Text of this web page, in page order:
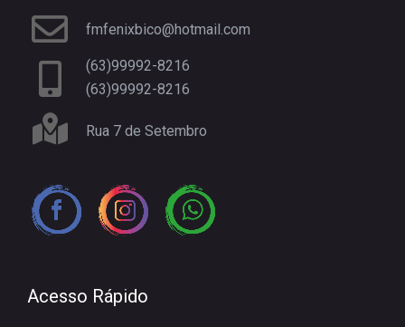
fmfenixbico@hotmail.com
(63)99992-8216
(63)99992-8216
Rua 7 de Setembro
Acesso Rápido